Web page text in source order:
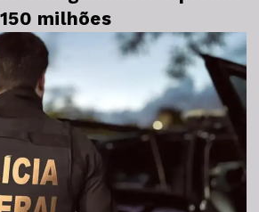
milhões